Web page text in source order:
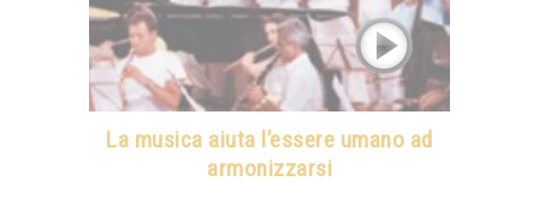
La musica aiuta l’essere umano ad
armonizzarsi